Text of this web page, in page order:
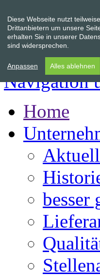
Navigation
Home
besser
Diese Webseite nutzt
Drittanbietern um unsere
erhalten Sie in unserer
sind widersprechen.
Anpassen Alles ablehnen